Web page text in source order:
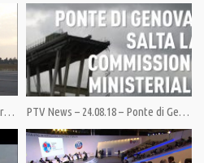
George W Bush,Guerra, Nato,USA
PTV News 2 ottobre 2015 – Siria: raid russi, accuse USA PTV News – 24.08.18 – Ponte di Genova: salta la Commissione Ministeriale